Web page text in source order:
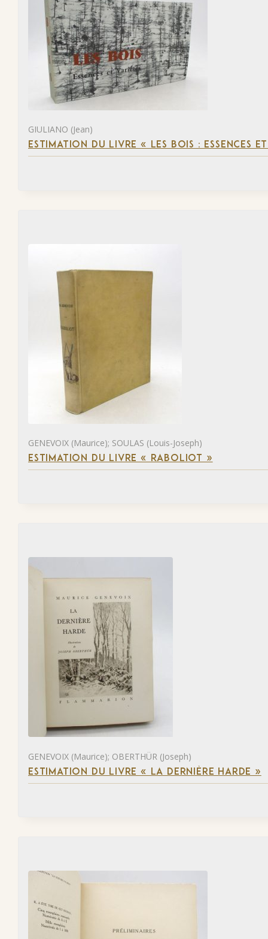
GIULIANO (Jean)
ESTIMATION DU LIVRE « LES BOIS : ESSENCES
GENEVOIX (Maurice); SOULAS (Louis-Joseph)
ESTIMATION DU LIVRE « RABOLIOT »
GENEVOIX (Maurice); OBERTHÜR (Joseph)
ESTIMATION DU LIVRE « LA DERNIÈRE HARDE »